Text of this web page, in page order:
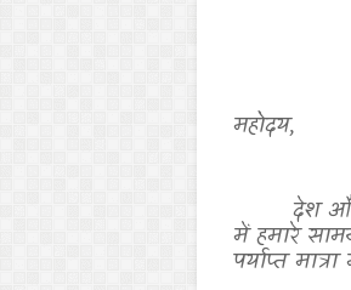
महोदय,
देश
में हमारे
पर्याप्त